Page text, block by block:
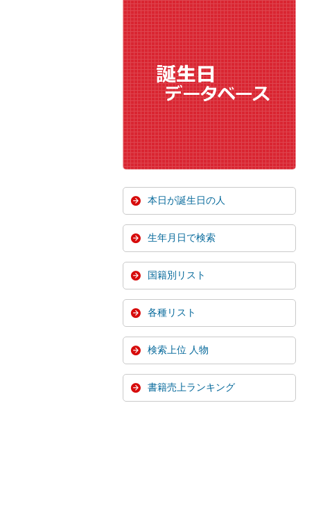
本日が誕生日の人
生年月日で検索
国籍別リスト
各種リスト
検索上位 人物
書籍売上ランキング